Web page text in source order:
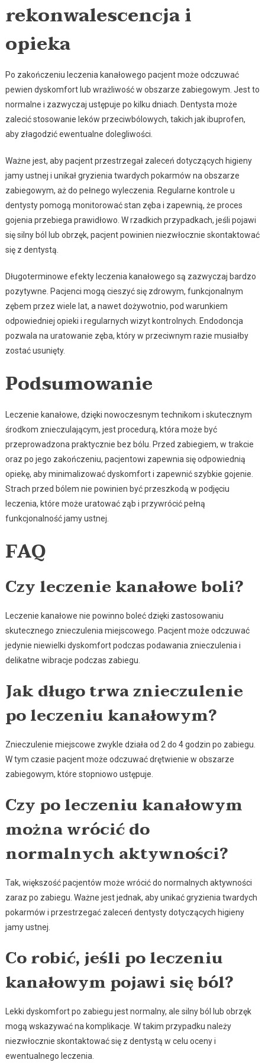
rekonwalescencja i
opieka
Po zakończeniu leczenia kanałowego pacjent może odczuwać
pewien dyskomfort lub wrażliwość w obszarze zabiegowym. Jest to
normalne i zazwyczaj ustępuje po kilku dniach. Dentysta może
zalecić stosowanie leków przeciwbólowych, takich jak ibuprofen,
aby złagodzić ewentualne dolegliwości.
Ważne jest, aby pacjent przestrzegał zaleceń dotyczących higieny
jamy ustnej i unikał gryzienia twardych pokarmów na obszarze
zabiegowym, aż do pełnego wyleczenia. Regularne kontrole u
dentysty pomogą monitorować stan zęba i zapewnią, że proces
gojenia przebiega prawidłowo. W rzadkich przypadkach, jeśli pojawi
się silny ból lub obrzęk, pacjent powinien niezwłocznie skontaktować
się z dentystą.
Długoterminowe efekty leczenia kanałowego są zazwyczaj bardzo
pozytywne. Pacjenci mogą cieszyć się zdrowym, funkcjonalnym
zębem przez wiele lat, a nawet dożywotnio, pod warunkiem
odpowiedniej opieki i regularnych wizyt kontrolnych. Endodoncja
pozwala na uratowanie zęba, który w przeciwnym razie musiałby
zostać usunięty.
Podsumowanie
Leczenie kanałowe, dzięki nowoczesnym technikom i skutecznym
środkom znieczulającym, jest procedurą, która może być
przeprowadzona praktycznie bez bólu. Przed zabiegiem, w trakcie
oraz po jego zakończeniu, pacjentowi zapewnia się odpowiednią
opiekę, aby minimalizować dyskomfort i zapewnić szybkie gojenie.
Strach przed bólem nie powinien być przeszkodą w podjęciu
leczenia, które może uratować ząb i przywrócić pełną
funkcjonalność jamy ustnej.
FAQ
Czy leczenie kanałowe boli?
Leczenie kanałowe nie powinno boleć dzięki zastosowaniu
skutecznego znieczulenia miejscowego. Pacjent może odczuwać
jedynie niewielki dyskomfort podczas podawania znieczulenia i
delikatne wibracje podczas zabiegu.
Jak długo trwa znieczulenie
po leczeniu kanałowym?
Znieczulenie miejscowe zwykle działa od 2 do 4 godzin po zabiegu.
W tym czasie pacjent może odczuwać drętwienie w obszarze
zabiegowym, które stopniowo ustępuje.
Czy po leczeniu kanałowym
można wrócić do
normalnych aktywności?
Tak, większość pacjentów może wrócić do normalnych aktywności
zaraz po zabiegu. Ważne jest jednak, aby unikać gryzienia twardych
pokarmów i przestrzegać zaleceń dentysty dotyczących higieny
jamy ustnej.
Co robić, jeśli po leczeniu
kanałowym pojawi się ból?
Lekki dyskomfort po zabiegu jest normalny, ale silny ból lub obrzęk
mogą wskazywać na komplikacje. W takim przypadku należy
niezwłocznie skontaktować się z dentystą w celu oceny i
ewentualnego leczenia.